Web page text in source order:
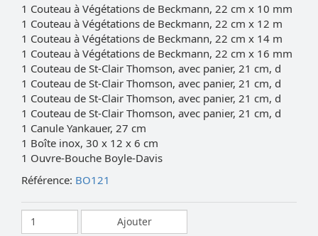
1 Couteau à Végétations de Beckmann, 22 cm x 10 mm
1 Couteau à Végétations de Beckmann, 22 cm x 12 m
1 Couteau à Végétations de Beckmann, 22 cm x 14 m
1 Couteau à Végétations de Beckmann, 22 cm x 16 mm
1 Couteau de St-Clair Thomson, avec panier, 21 cm, d
1 Couteau de St-Clair Thomson, avec panier, 21 cm, d
1 Couteau de St-Clair Thomson, avec panier, 21 cm, d
1 Couteau de St-Clair Thomson, avec panier, 21 cm, d
1 Canule Yankauer, 27 cm
1 Boîte inox, 30 x 12 x 6 cm
1 Ouvre-Bouche Boyle-Davis
Référence: BO121